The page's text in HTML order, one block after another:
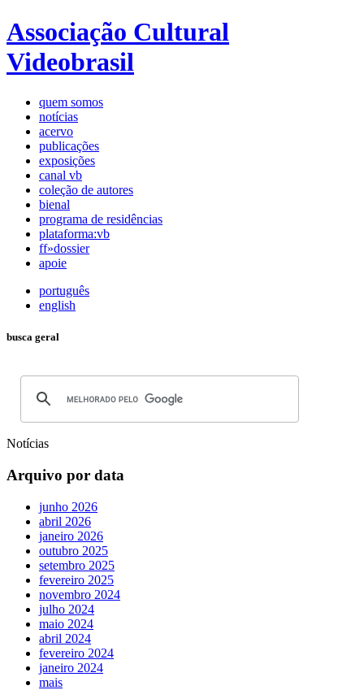
Associação Cultural
Videobrasil
quem somos
notícias
acervo
publicações
exposições
canal vb
coleção de autores
bienal
programa de residências
plataforma:vb
ff»dossier
apoie
português
english
busca geral
Notícias
Arquivo por data
junho 2026
abril 2026
janeiro 2026
outubro 2025
setembro 2025
fevereiro 2025
novembro 2024
julho 2024
maio 2024
abril 2024
fevereiro 2024
janeiro 2024
mais